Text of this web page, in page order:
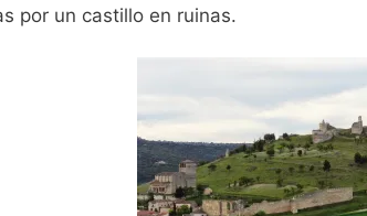
por un castillo en ruinas.